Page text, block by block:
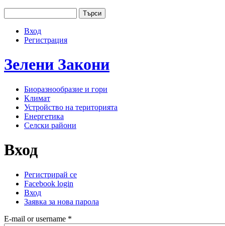
User menu
Вход
Регистрация
Зелени Закони
Биоразнообразие и гори
Климат
Устройство на територията
Енергетика
Селски райони
Вход
Primary tabs
Регистрирай се
Facebook login
Вход
Заявка за нова парола
E-mail or username *